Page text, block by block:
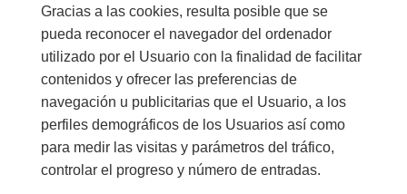
Gracias a las cookies, resulta posible que se
pueda reconocer el navegador del ordenador
utilizado por el Usuario con la finalidad de facilitar
contenidos y ofrecer las preferencias de
navegación u publicitarias que el Usuario, a los
perfiles demográficos de los Usuarios así como
para medir las visitas y parámetros del tráfico,
controlar el progreso y número de entradas.